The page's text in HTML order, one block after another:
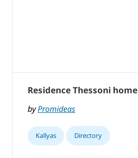
Residence Thessoni home
byPromideas
Kallyas Directory